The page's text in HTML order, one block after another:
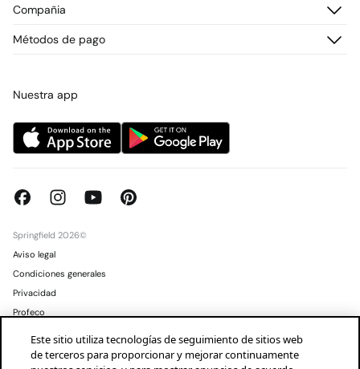
Envío
Promociones vigentes
¡Únete!
Compañia
Tiendas
Métodos de pago
Nuestra app
Springfield 2026©
Aviso legal
Condiciones generales
Privacidad
Profeco
Mexico Español
Este sitio utiliza tecnologías de seguimiento de sitios web
de terceros para proporcionar y mejorar continuamente